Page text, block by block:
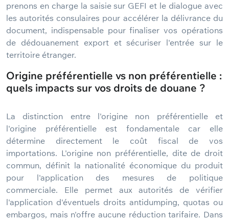
prenons en charge la saisie sur GEFI et le dialogue avec
les autorités consulaires pour accélérer la délivrance du
document, indispensable pour finaliser vos opérations
de dédouanement export et sécuriser l'entrée sur le
territoire étranger.
Origine préférentielle vs non préférentielle :
quels impacts sur vos droits de douane ?
La distinction entre l'origine non préférentielle et
l'origine préférentielle est fondamentale car elle
détermine directement le coût fiscal de vos
importations. L'origine non préférentielle, dite de droit
commun, définit la nationalité économique du produit
pour l'application des mesures de politique
commerciale. Elle permet aux autorités de vérifier
l'application d'éventuels droits antidumping, quotas ou
embargos, mais n'offre aucune réduction tarifaire. Dans